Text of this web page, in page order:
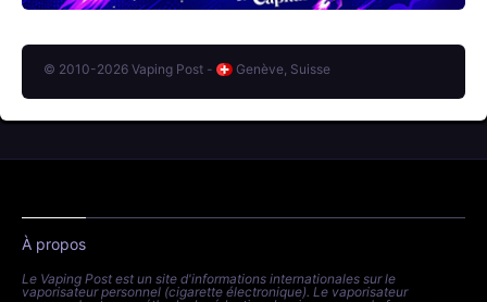
© 2010-2026 Vaping Post - Genève, Suisse
À propos
Le Vaping Post est un site d'informations internationales sur le
vaporisateur personnel (cigarette électronique). Le vaporisateur